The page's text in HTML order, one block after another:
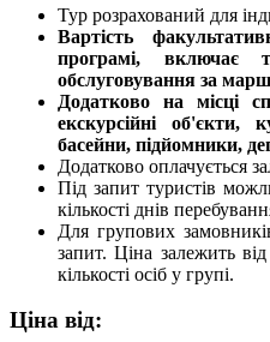
Тур розрахований для
Вартість
програмі, включає
обслуговування за
Додатково на місці
екскурсійні об'єкти,
басейни, підйомники,
Додатково оплачується
Під запит туристів
кількості днів
Для групових
запит. Ціна залежить
кількості осіб у групі.
Ціна від: